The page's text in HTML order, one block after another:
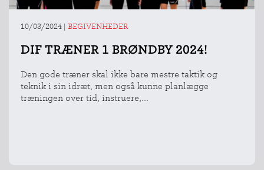
10/03/2024 | BEGIVENHEDER
DIF TRÆNER 1 BRØNDBY 2024!
Den gode træner skal ikke bare mestre taktik og
teknik i sin idræt, men også kunne planlægge
træningen over tid, instruere,...